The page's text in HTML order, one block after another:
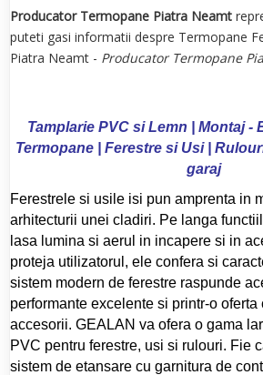
Producator Termopane Piatra Neamt
puteti gasi informatii despre Termopane
Piatra Neamt - Producator Termopane
Tamplarie PVC si Lemn | Montaj -
Termopane | Ferestre si Usi |
garaj
Ferestrele si usile isi pun amprenta in
arhitecturii unei cladiri. Pe langa
lasa lumina si aerul in incapere si in
proteja utilizatorul, ele confera si
sistem modern de ferestre raspunde
performante excelente si printr-o
accesorii. GEALAN va ofera o gama
PVC pentru ferestre, usi si rulouri. Fie
sistem de etansare cu garnitura de